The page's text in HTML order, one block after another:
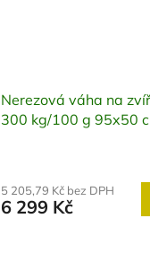
Nerezová váha na
300 kg/100 g 95x50
5 205,79 Kč bez DPH
6 299 Kč